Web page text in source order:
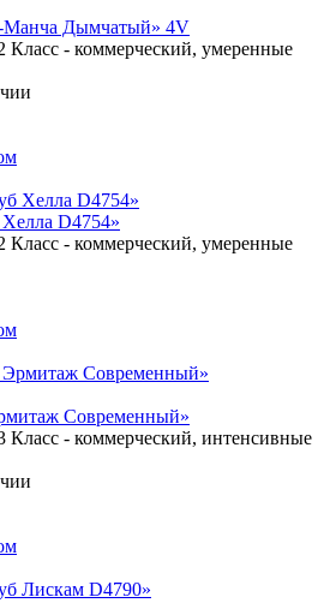
Манча Дымчатый» 4V
Класс - коммерческий, умеренные
D4754»
Класс - коммерческий, умеренные
Современный»
Класс - коммерческий, интенсивные